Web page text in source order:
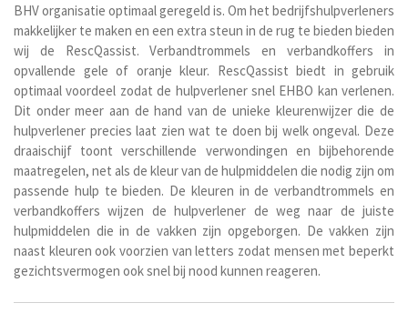
BHV organisatie optimaal geregeld is. Om het bedrijfshulpverleners
makkelijker te maken en een extra steun in de rug te bieden bieden
wij de RescQassist. Verbandtrommels en verbandkoffers in
opvallende gele of oranje kleur. RescQassist biedt in gebruik
optimaal voordeel zodat de hulpverlener snel EHBO kan verlenen.
Dit onder meer aan de hand van de unieke kleurenwijzer die de
hulpverlener precies laat zien wat te doen bij welk ongeval. Deze
draaischijf toont verschillende verwondingen en bijbehorende
maatregelen, net als de kleur van de hulpmiddelen die nodig zijn om
passende hulp te bieden. De kleuren in de verbandtrommels en
verbandkoffers wijzen de hulpverlener de weg naar de juiste
hulpmiddelen die in de vakken zijn opgeborgen. De vakken zijn
naast kleuren ook voorzien van letters zodat mensen met beperkt
gezichtsvermogen ook snel bij nood kunnen reageren.